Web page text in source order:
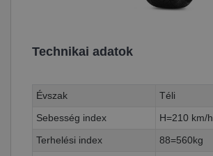
Technikai adatok
Évszak
Téli
Sebesség index
H=210 km/h
Terhelési index
88=560kg